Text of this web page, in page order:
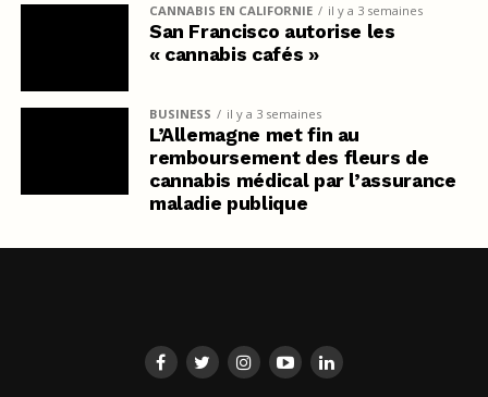
CANNABIS EN CALIFORNIE il y a 3 semaines
San Francisco autorise les
« cannabis cafés »
BUSINESS il y a 3 semaines
L’Allemagne met fin au
remboursement des fleurs de
cannabis médical par l’assurance
maladie publique